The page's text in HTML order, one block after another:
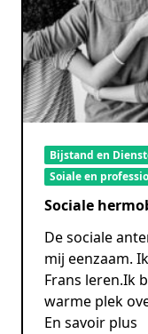
Bijstand en
Soiale en
Sociale
De sociale
mij eenzaam.
Frans leren.Ik
warme plek
En savoir plus